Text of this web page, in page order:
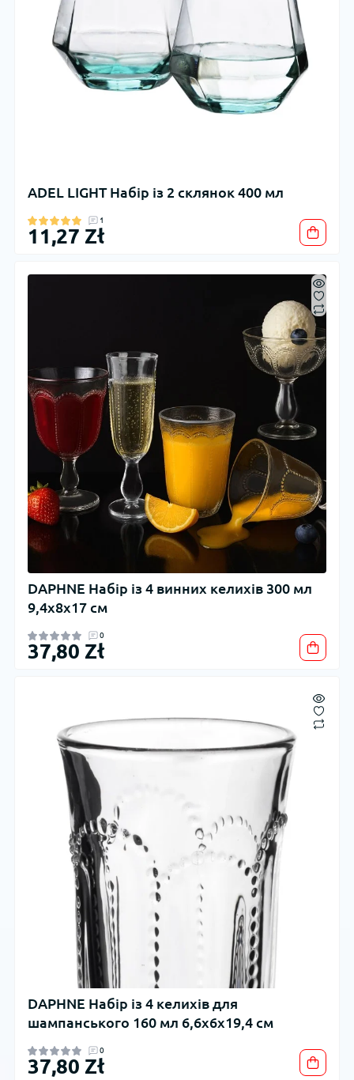
ADEL LIGHT Набір із 2 склянок 400 мл
1
11,27 Zł
DAPHNE Набір із 4 винних келихів 300 мл
9,4x8x17 см
0
37,80 Zł
DAPHNE Набір із 4 келихів для
шампанського 160 мл 6,6x6x19,4 см
0
37,80 Zł